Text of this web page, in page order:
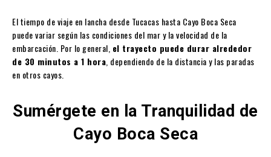
El tiempo de viaje en lancha desde Tucacas hasta Cayo Boca Seca
puede variar según las condiciones del mar y la velocidad de la
embarcación. Por lo general, el trayecto puede durar alrededor
de 30 minutos a 1 hora, dependiendo de la distancia y las paradas
en otros cayos.
Sumérgete en la Tranquilidad de
Cayo Boca Seca